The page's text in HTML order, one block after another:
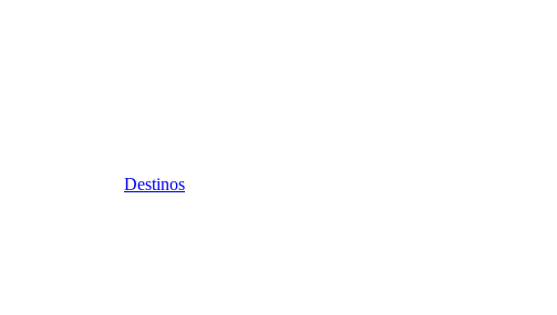
Destinos